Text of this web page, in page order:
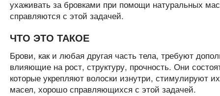
ухаживать за бровками при помощи натуральных
справляются с этой задачей.
ЧТО ЭТО ТАКОЕ
Брови, как и любая другая часть тела, требуют
влияющие на рост, структуру, прочность. Они
которые укрепляют волоски изнутри, стимулируют
масел, хорошо справляющихся с этой задачей.